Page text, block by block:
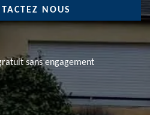
NOUS
sans engagement